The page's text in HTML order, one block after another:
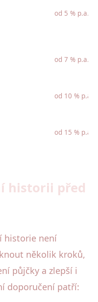
od 5 % p.a.
od 7 % p.a.
od 10 % p.a.
od 15 % p.a.
historii před
historie není
několik kroků,
půjčky a zlepší i
doporučení patří: